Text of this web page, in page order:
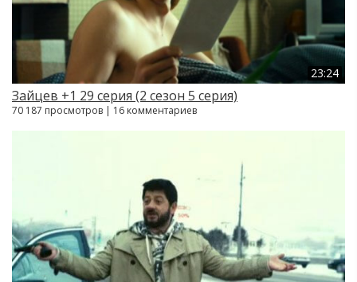
23:24
Зайцев +1 29 серия (2 сезон 5 серия)
70 187 просмотров | 16 комментариев